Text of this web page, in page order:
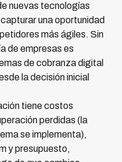
nuevas tecnologías
una oportunidad
más ágiles. Sin
de empresas es
de cobranza digital
la decisión inicial
tiene costos
perdidas (la
se implementa),
y presupuesto,